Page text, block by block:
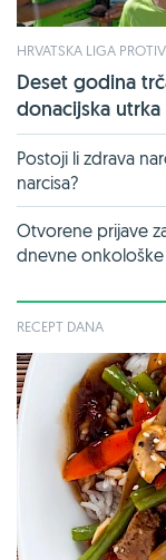
HRVATSKA LIGA
Deset godina
donacijska
Postoji li zdrava
narcisa?
Otvorene prijave
dnevne
RECEPT DANA